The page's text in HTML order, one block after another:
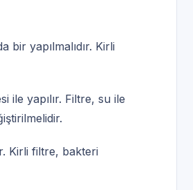
yapılmalıdır. Kirli
ile yapılır. Filtre, su ile
Kirli filtre, bakteri